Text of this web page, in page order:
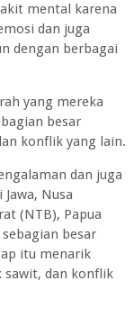
mental karena
dan juga
dengan berbagai
yang mereka
besar
konflik yang lain.
dan juga
Nusa
(NTB), Papua
besar
itu menarik
dan konflik